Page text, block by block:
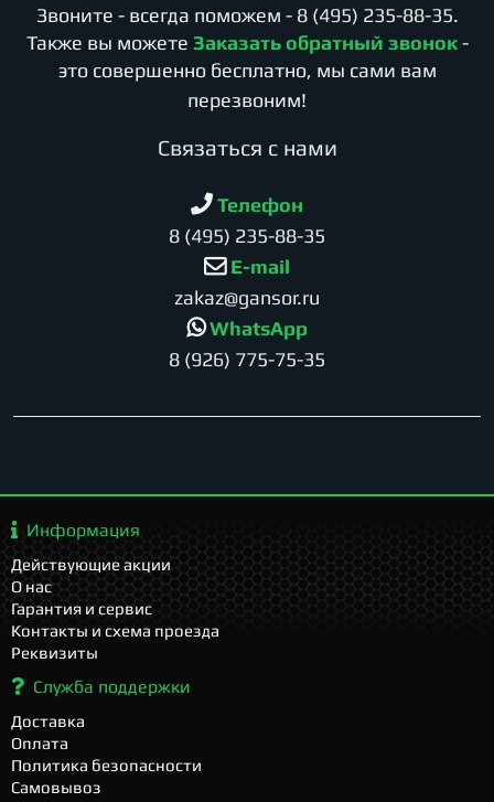
Звоните - всегда поможем - 8 (495) 235-88-35.
Также вы можете Заказать обратный звонок -
это совершенно бесплатно, мы сами вам
перезвоним!
Cвязаться с нами
Телефон
8 (495) 235-88-35
E-mail
zakaz@gansor.ru
WhatsApp
8 (926) 775-75-35
Информация
Действующие акции
О нас
Гарантия и сервис
Контакты и схема проезда
Реквизиты
Служба поддержки
Доставка
Оплата
Политика безопасности
Самовывоз